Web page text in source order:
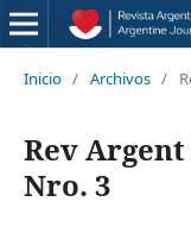
Inicio / Archivos /
Rev Argent
Nro. 3